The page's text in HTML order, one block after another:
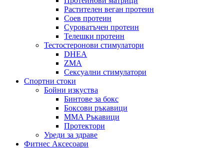
Растителен веган протеин
Соев протеин
Суроватъчен протеин
Телешки протеин
Тестостеронови стимулатори
DHEA
ZMA
Сексуални стимулатори
Спортни стоки
Бойни изкуства
Бинтове за бокс
Боксови ръкавици
ММА Ръкавици
Протектори
Уреди за здраве
Фитнес Аксесоари